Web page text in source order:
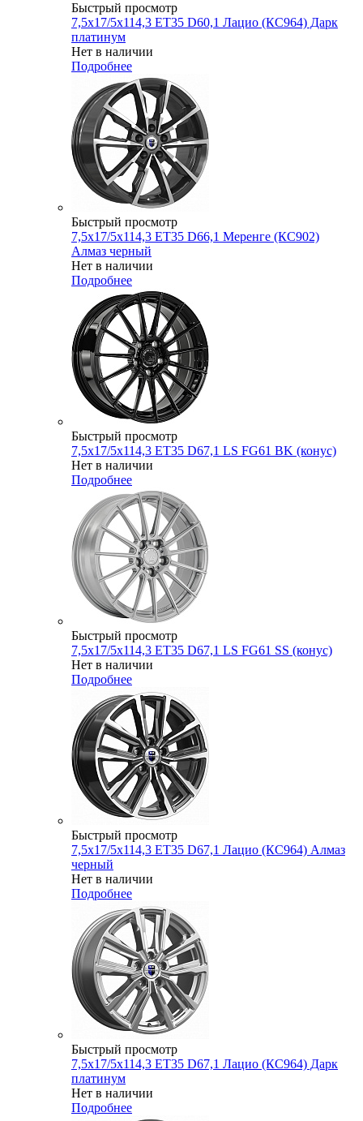
Быстрый просмотр
7,5x17/5x114,3 ET35 D60,1 Лацио (КС964) Дарк
платинум
Нет в наличии
Подробнее
Быстрый просмотр
7,5x17/5x114,3 ET35 D66,1 Меренге (КС902)
Алмаз черный
Нет в наличии
Подробнее
Быстрый просмотр
7,5x17/5x114,3 ET35 D67,1 LS FG61 BK (конус)
Нет в наличии
Подробнее
Быстрый просмотр
7,5x17/5x114,3 ET35 D67,1 LS FG61 SS (конус)
Нет в наличии
Подробнее
Быстрый просмотр
7,5x17/5x114,3 ET35 D67,1 Лацио (КС964) Алмаз
черный
Нет в наличии
Подробнее
Быстрый просмотр
7,5x17/5x114,3 ET35 D67,1 Лацио (КС964) Дарк
платинум
Нет в наличии
Подробнее